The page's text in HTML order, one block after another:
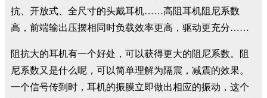
抗、开放式、全尺寸的头戴耳机……高阻耳机阻尼系数
高，前端输出压摆相同时负载效率更高，驱动更充分……
阻抗大的耳机有一个好处，可以获得更大的阻尼系数。阻
尼系数又是什么呢，可以简单理解为隔震，减震的效果。
一个信号传到时，耳机的振膜立即做出相应的振动，这个